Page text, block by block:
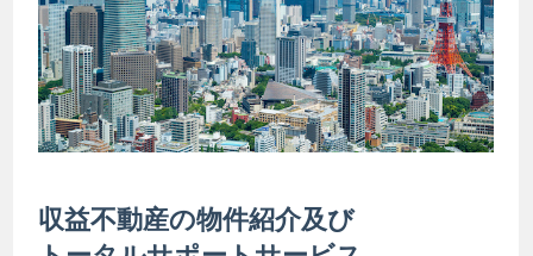
収益不動産の物件紹介及び